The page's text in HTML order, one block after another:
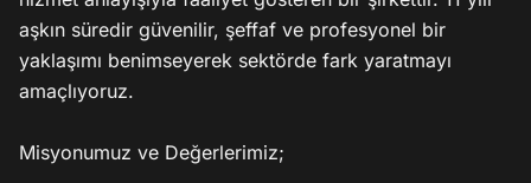
aşkın süredir güvenilir, şeffaf ve profesyonel bir
yaklaşımı benimseyerek sektörde fark yaratmayı
amaçlıyoruz.
Misyonumuz ve Değerlerimiz;